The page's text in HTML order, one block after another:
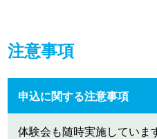
注意事項
申込に関する注意事項
体験会も随時実施していま